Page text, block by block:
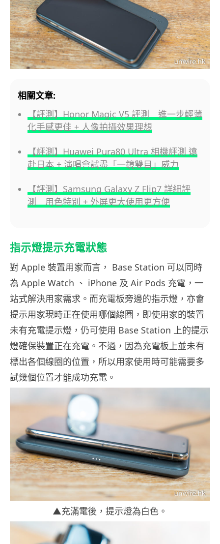
相關文章:
【評測】Honor Magic V5 評測 進一步輕薄
化手感更佳 + 人像拍攝效果理想
【評測】Huawei Pura80 Ultra 相機評測 遠
赴日本 + 演唱會試盡「一鏡雙目」威力
【評測】Samsung Galaxy Z Flip7 詳細評
測 用色特別 + 外屏更大使用更方便
指示燈提示充電狀態
對 Apple 裝置用家而言， Base Station 可以同時
為 Apple Watch 、 iPhone 及 Air Pods 充電，一
站式解決用家需求。而充電板旁邊的指示燈，亦會
提示用家現時正在使用哪個線圈，即使用家的裝置
未有充電提示燈，仍可使用 Base Station 上的提示
燈確保裝置正在充電。不過，因為充電板上並未有
標出各個線圈的位置，所以用家使用時可能需要多
試幾個位置才能成功充電。
▲充滿電後，提示燈為白色。